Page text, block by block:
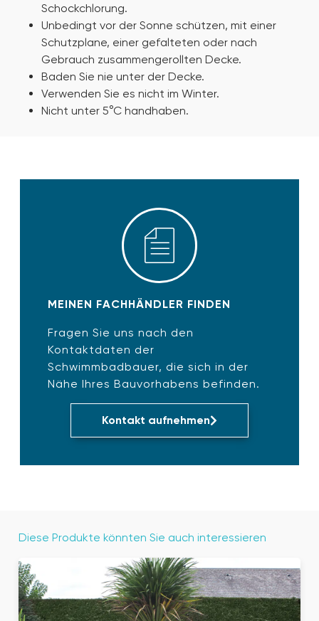
Schockchlorung.
Unbedingt vor der Sonne schützen, mit einer
Schutzplane, einer gefalteten oder nach
Gebrauch zusammengerollten Decke.
Baden Sie nie unter der Decke.
Verwenden Sie es nicht im Winter.
Nicht unter 5°C handhaben.
MEINEN FACHHÄNDLER FINDEN
Fragen Sie uns nach den
Kontaktdaten der
Schwimmbadbauer, die sich in der
Nähe Ihres Bauvorhabens befinden.
Kontakt aufnehmen
Diese Produkte könnten Sie auch interessieren